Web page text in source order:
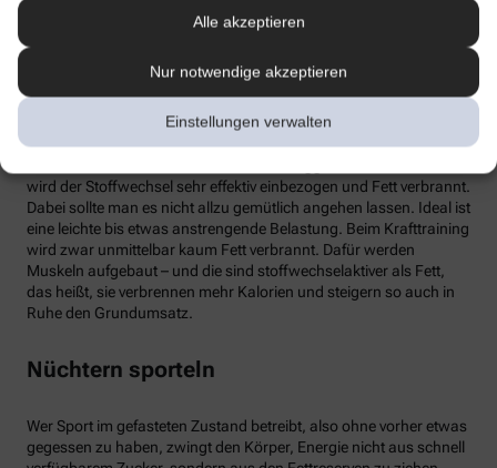
Alle akzeptieren
Nur notwendige akzeptieren
Einstellungen verwalten
In Bewegung kommen
Der richtige Mix macht’s
Ohne regelmäßige Bewegung purzeln die Pfunde meistens nicht.
Besonders Ausdauersport kann laut Forschern die Umwandlung
von weißen Fettzellen in braunes Fett begünstigen und dessen
wird der Stoffwechsel sehr effektiv einbezogen und Fett verbrannt.
Dabei sollte man es nicht allzu gemütlich angehen lassen. Ideal ist
eine leichte bis etwas anstrengende Belastung. Beim Krafttraining
wird zwar unmittelbar kaum Fett verbrannt. Dafür werden
Muskeln aufgebaut – und die sind stoffwechselaktiver als Fett,
das heißt, sie verbrennen mehr Kalorien und steigern so auch in
Ruhe den Grundumsatz.
Nüchtern sporteln
Wer Sport im gefasteten Zustand betreibt, also ohne vorher etwas
gegessen zu haben, zwingt den Körper, Energie nicht aus schnell